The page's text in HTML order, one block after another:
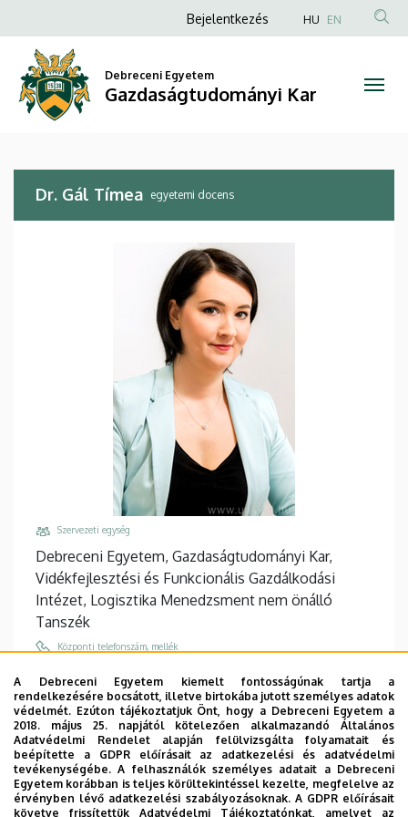
Gál
Tímea
Gazdaságtudományi
Kar
a
tartalomra
Anonim
fiók
menüje
Bejelentkezés HU EN
Debreceni Egyetem
Gazdaságtudományi Kar
Dr. Gál Tímea egyetemi docens
Szervezeti egység
Debreceni Egyetem, Gazdaságtudományi Kar,
Vidékfejlesztési és Funkcionális Gazdálkodási
Intézet, Logisztika Menedzsment nem önálló
Tanszék
Központi telefonszám, mellék
Email
gal.timea@econ.unideb.hu
Cím
4032 Debrecen Böszörményi út 138
Épület, emelet, ajtó
A Debreceni Egyetem kiemelt fontosságúnak tartja a
rendelkezésére bocsátott, illetve birtokába jutott személyes adatok
védelmét. Ezúton tájékoztatjuk Önt, hogy a Debreceni Egyetem a
2018. május 25. napjától kötelezően alkalmazandó Általános
Adatvédelmi Rendelet alapján felülvizsgálta folyamatait és
beépítette a GDPR előírásait az adatkezelési és adatvédelmi
tevékenységébe. A felhasználók személyes adatait a Debreceni
Egyetem korábban is teljes körültekintéssel kezelte, megfelelve az
érvényben lévő adatkezelési szabályozásoknak. A GDPR előírásait
követve frissítettük Adatvédelmi Tájékoztatónkat, amelyet az